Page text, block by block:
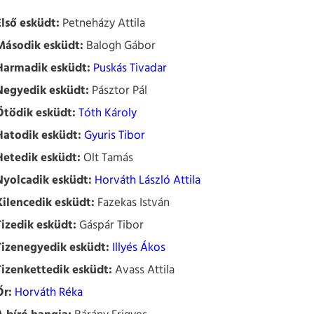
esküdt: Petneházy Attila
esküdt: Balogh Gábor
esküdt: Puskás Tivadar
esküdt: Pásztor Pál
esküdt:Tóth Károly
esküdt:Gyuris Tibor
esküdt:Olt Tamás
esküdt: Horváth László Attila
esküdt: Fazekas István
esküdt:Gáspár Tibor
esküdt: Illyés Ákos
esküdt:Avass Attila
Horváth Réka